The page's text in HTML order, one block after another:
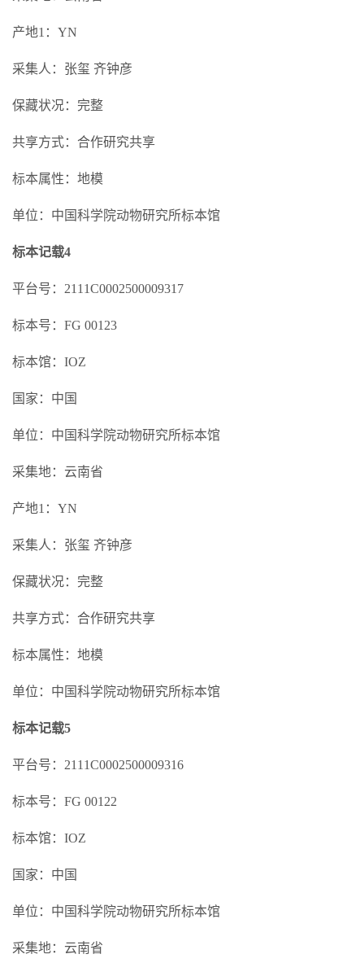
产地1：YN
采集人：张玺 齐钟彦
保藏状况：完整
共享方式：合作研究共享
标本属性：地模
单位：中国科学院动物研究所标本馆
标本记载4
平台号：2111C0002500009317
标本号：FG 00123
标本馆：IOZ
国家：中国
单位：中国科学院动物研究所标本馆
采集地：云南省
产地1：YN
采集人：张玺 齐钟彦
保藏状况：完整
共享方式：合作研究共享
标本属性：地模
单位：中国科学院动物研究所标本馆
标本记载5
平台号：2111C0002500009316
标本号：FG 00122
标本馆：IOZ
国家：中国
单位：中国科学院动物研究所标本馆
采集地：云南省